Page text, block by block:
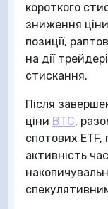
короткого
зниження ціни
позиції,
на дії
стискання.
Після
ціни BTC,
спотових
активність